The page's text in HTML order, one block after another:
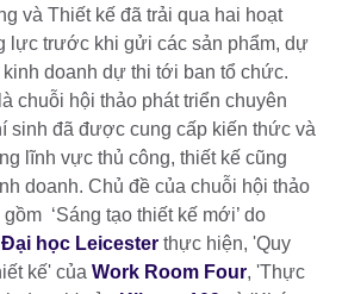
và Thiết kế đã trải qua hai hoạt
lực trước khi gửi các sản phẩm, dự
doanh dự thi tới ban tổ chức.
chuỗi hội thảo phát triển chuyên
sinh đã được cung cấp kiến thức và
lĩnh vực thủ công, thiết kế cũng
doanh. Chủ đề của chuỗi hội thảo
‘Sáng tạo thiết kế mới’ do
học Leicester thực hiện, 'Quy
kế' của Work Room Four, 'Thực